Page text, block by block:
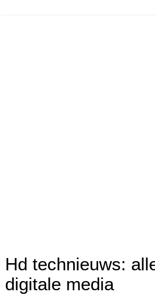
Hd technieuws:
digitale media